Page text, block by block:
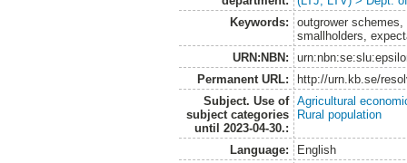
Keywords:
outgrower
smallholders,
URN:NBN:
Permanent URL:
http://urn.kb.se/
Subject. Use of
subject categories
until 2023-04-30.:
Agricultural
Rural population
Language:
English